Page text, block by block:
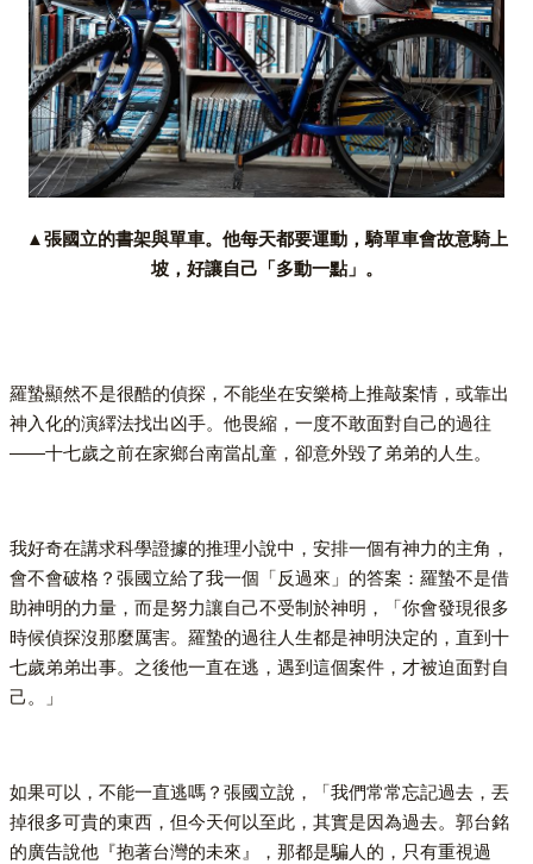
▲張國立的書架與單車。他每天都要運動，騎單車會故意騎上
坡，好讓自己「多動一點」。
羅蟄顯然不是很酷的偵探，不能坐在安樂椅上推敲案情，或靠出
神入化的演繹法找出凶手。他畏縮，一度不敢面對自己的過往
——十七歲之前在家鄉台南當乩童，卻意外毀了弟弟的人生。
我好奇在講求科學證據的推理小說中，安排一個有神力的主角，
會不會破格？張國立給了我一個「反過來」的答案：羅蟄不是借
助神明的力量，而是努力讓自己不受制於神明，「你會發現很多
時候偵探沒那麼厲害。羅蟄的過往人生都是神明決定的，直到十
七歲弟弟出事。之後他一直在逃，遇到這個案件，才被迫面對自
己。」
如果可以，不能一直逃嗎？張國立說，「我們常常忘記過去，丟
掉很多可貴的東西，但今天何以至此，其實是因為過去。郭台銘
的廣告說他『抱著台灣的未來』，那都是騙人的，只有重視過